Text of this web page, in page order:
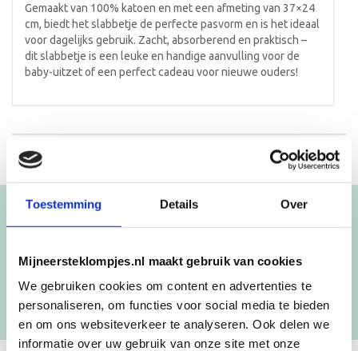
Toestemming Details Over
Mijneersteklompjes.nl maakt gebruik van cookies
We gebruiken cookies om content en advertenties te
personaliseren, om functies voor social media te bieden
en om ons websiteverkeer te analyseren. Ook delen we
informatie over uw gebruik van onze site met onze
Gemaakt van 100% katoen en met een afmeting van 37×24
cm, biedt het slabbetje de perfecte pasvorm en is het ideaal
voor dagelijks gebruik. Zacht, absorberend en praktisch –
dit slabbetje is een leuke en handige aanvulling voor de
baby-uitzet of een perfect cadeau voor nieuwe ouders!
Blijf op de hoogte!
NIEUWSBRIEF
[mc4wp_form id=”3182″]